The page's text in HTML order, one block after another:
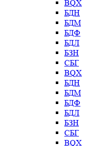
BQX
БДН
БДМ
БДФ
БДЛ
БЗН
СБГ
BQX
БДН
БДМ
БДФ
БДЛ
БЗН
СБГ
BQX